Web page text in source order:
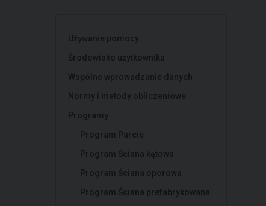
Używanie pomocy
Środowisko użytkownika
Wspólne wprowadzanie danych
Normy i metody obliczeniowe
Programy
Program Parcie
Program Ściana kątowa
Program Ściana oporowa
Program Ściana prefabrykowana